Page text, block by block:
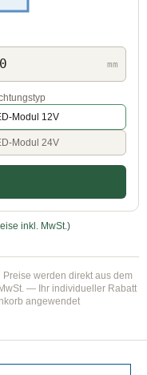
mm
Modul 12V
Modul 24V
inkl. MwSt.)
werden direkt aus dem
— Ihr individueller Rabatt
angewendet